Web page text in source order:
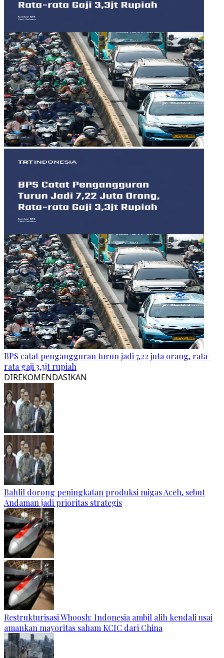
BPS catat pengangguran turun jadi 7,22 juta orang, rata-
rata gaji 3,3jt rupiah
DIREKOMENDASIKAN
Bahlil dorong peningkatan produksi migas Aceh, sebut
Andaman jadi prioritas strategis
Restrukturisasi Whoosh: Indonesia ambil alih kendali usai
amankan mayoritas saham KCIC dari China